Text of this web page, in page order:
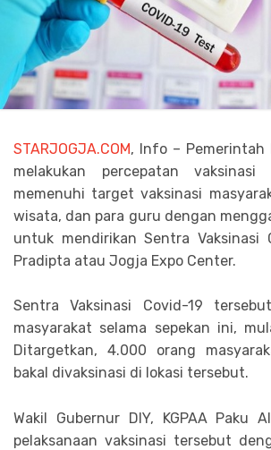
STARJOGJA.COM, Info – Pemerintah
melakukan percepatan
memenuhi target vaksinasi
wisata, dan para guru dengan
untuk mendirikan Sentra Vaksinasi
Pradipta atau Jogja Expo Center.
Sentra Vaksinasi Covid-19
masyarakat selama sepekan ini,
Ditargetkan, 4.000 orang
bakal divaksinasi di lokasi tersebut.
Wakil Gubernur DIY, KGPAA Paku
pelaksanaan vaksinasi tersebut